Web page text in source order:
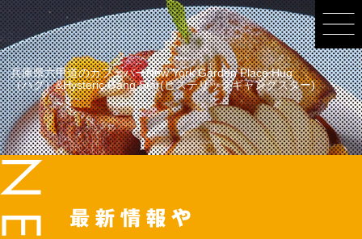
兵庫県六甲道のカフェバーNew York Garden Place Hug
（ハグ）&Hysteric Gang Star(ヒステリックギャングスター)